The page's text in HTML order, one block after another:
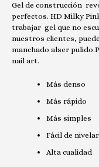
Gel de construcción
perfectos. HD Milky
trabajar gel que no
nuestros clientes,
manchado alser
nail art.
Más denso
Más rápido
Más simples
Fácil de nivelar
Alta cualidad